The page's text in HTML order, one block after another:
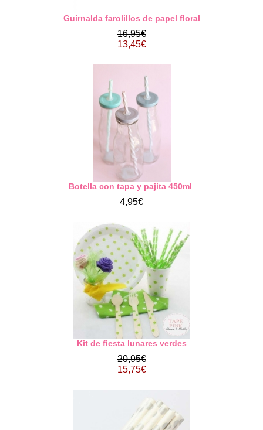
Guirnalda farolillos de papel floral
16,95€
13,45€
Botella con tapa y pajita 450ml
4,95€
Kit de fiesta lunares verdes
20,95€
15,75€